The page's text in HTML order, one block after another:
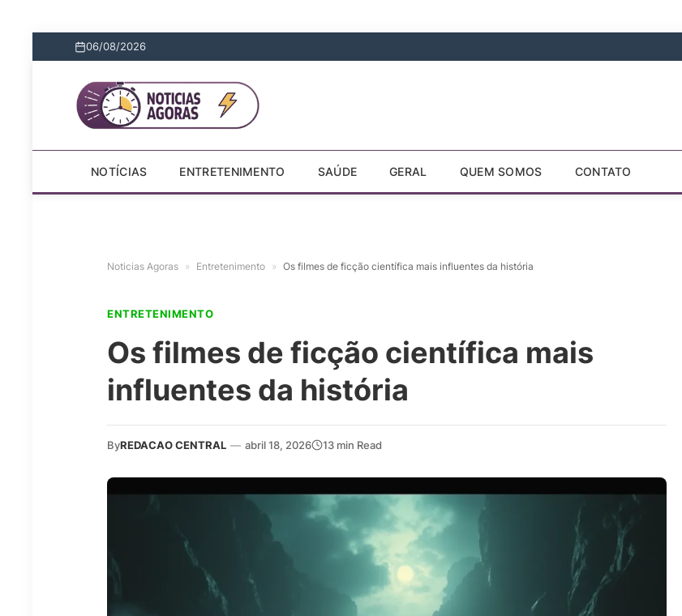
06/08/2026
NOTÍCIAS ENTRETENIMENTO SAÚDE GERAL QUEM SOMOS CONTATO
Noticias Agoras » Entretenimento » Os filmes de ficção científica mais influentes da história
ENTRETENIMENTO
Os filmes de ficção científica mais
influentes da história
ByREDACAO CENTRAL — abril 18, 2026 13 min Read